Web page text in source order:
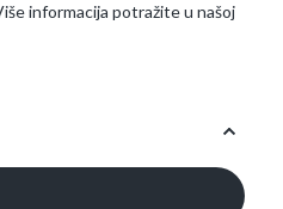
informacija potražite u našoj